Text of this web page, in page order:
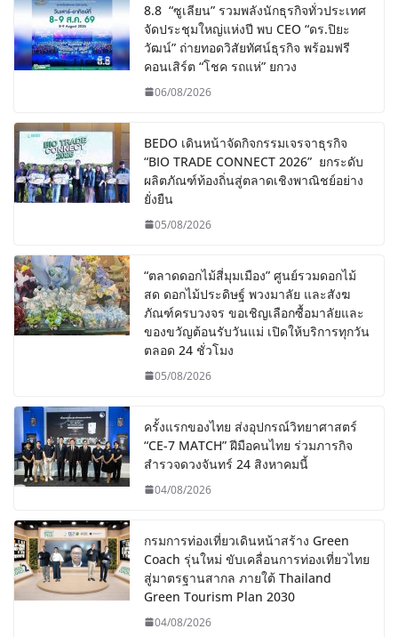
8.8 “ซูเลียน” รวมพลังนักธุรกิจทั่วประเทศ
จัดประชุมใหญ่แห่งปี พบ CEO “ดร.ปิยะ
วัฒน์” ถ่ายทอดวิสัยทัศน์ธุรกิจ พร้อมฟรี
คอนเสิร์ต “โชค รถแห่” ยกวง
06/08/2026
BEDO เดินหน้าจัดกิจกรรมเจรจาธุรกิจ
“BIO TRADE CONNECT 2026” ยกระดับ
ผลิตภัณฑ์ท้องถิ่นสู่ตลาดเชิงพาณิชย์อย่าง
ยั่งยืน
05/08/2026
“ตลาดดอกไม้สี่มุมเมือง” ศูนย์รวมดอกไม้
สด ดอกไม้ประดิษฐ์ พวงมาลัย และสังฆ
ภัณฑ์ครบวงจร ขอเชิญเลือกซื้อมาลัยและ
ของขวัญต้อนรับวันแม่ เปิดให้บริการทุกวัน
ตลอด 24 ชั่วโมง
05/08/2026
ครั้งแรกของไทย ส่งอุปกรณ์วิทยาศาสตร์
“CE-7 MATCH” ฝีมือคนไทย ร่วมภารกิจ
สำรวจดวงจันทร์ 24 สิงหาคมนี้
04/08/2026
กรมการท่องเที่ยวเดินหน้าสร้าง Green
Coach รุ่นใหม่ ขับเคลื่อนการท่องเที่ยวไทย
สู่มาตรฐานสากล ภายใต้ Thailand
Green Tourism Plan 2030
04/08/2026